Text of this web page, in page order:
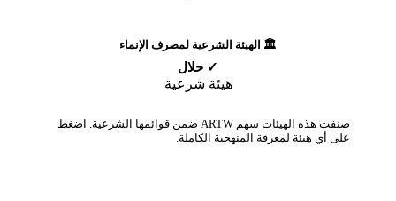
🏛️ الهيئة الشرعية لمصرف الإنماء
✓ حلال
هيئة شرعية
صنفت هذه الهيئات سهم ARTW ضمن قوائمها الشرعية. اضغط
على أي هيئة لمعرفة المنهجية الكاملة.